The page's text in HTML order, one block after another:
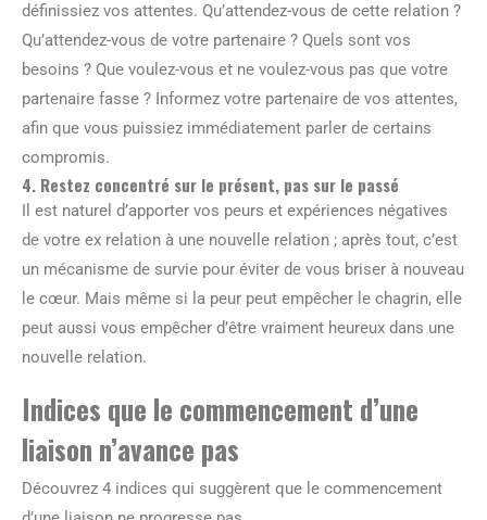
définissiez vos attentes. Qu’attendez-vous de cette relation ?
Qu’attendez-vous de votre partenaire ? Quels sont vos
besoins ? Que voulez-vous et ne voulez-vous pas que votre
partenaire fasse ? Informez votre partenaire de vos attentes,
afin que vous puissiez immédiatement parler de certains
compromis.
4. Restez concentré sur le présent, pas sur le passé
Il est naturel d’apporter vos peurs et expériences négatives
de votre ex relation à une nouvelle relation ; après tout, c’est
un mécanisme de survie pour éviter de vous briser à nouveau
le cœur. Mais même si la peur peut empêcher le chagrin, elle
peut aussi vous empêcher d’être vraiment heureux dans une
nouvelle relation.
Indices que le commencement d’une
liaison n’avance pas
Découvrez 4 indices qui suggèrent que le commencement